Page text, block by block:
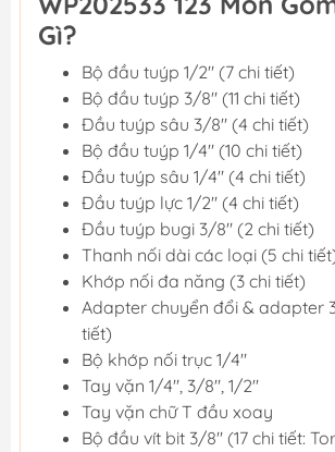
Gì?
Bộ đầu tuýp 1/2" (7 chi tiết)
Bộ đầu tuýp 3/8" (11 chi tiết)
Đầu tuýp sâu 3/8" (4 chi tiết)
Bộ đầu tuýp 1/4" (10 chi tiết)
Đầu tuýp sâu 1/4" (4 chi tiết)
Đầu tuýp lực 1/2" (4 chi tiết)
Đầu tuýp bugi 3/8" (2 chi tiết)
Thanh nối dài các loại (5 chi
Khớp nối đa năng (3 chi tiết)
Adapter chuyển đổi & adapter
tiết)
Bộ khớp nối trục 1/4"
Tay vặn 1/4", 3/8", 1/2"
Tay vặn chữ T đầu xoay
Bộ đầu vít bit 3/8" (17 chi tiết: